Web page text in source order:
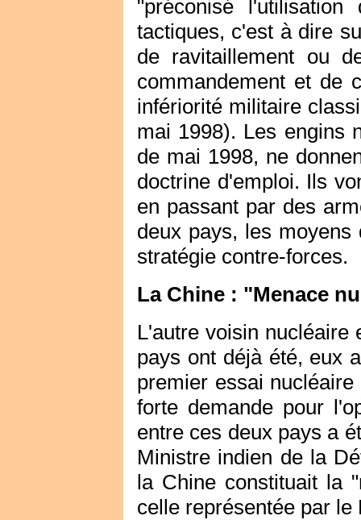
"préconisé
tactiques, c'est à dire
de ravitaillement ou
commandement et de
infériorité militaire
mai 1998). Les engins
de mai 1998, ne
doctrine d'emploi. Ils
en passant par des
deux pays, les moyens
stratégie contre-forces.
La Chine : "Menace
L'autre voisin nucléaire
pays ont déjà été, eux
premier essai
forte demande pour
entre ces deux pays a
Ministre indien de la
la Chine constituait la
celle représentée par le